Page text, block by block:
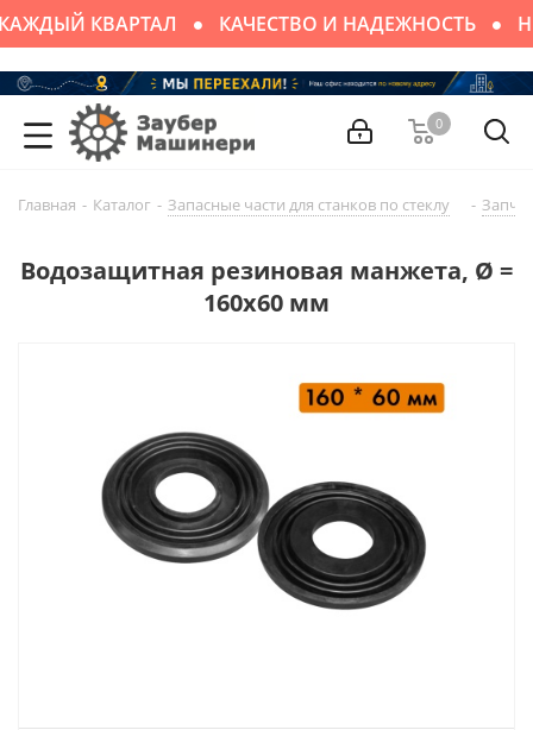
КВАРТАЛ КАЧЕСТВО И НАДЕЖНОСТЬ
0
Главная - Каталог - Запасные части для cтaнков по стеклу -
Водозащитная резиновая манжета, Ø =
160х60 мм